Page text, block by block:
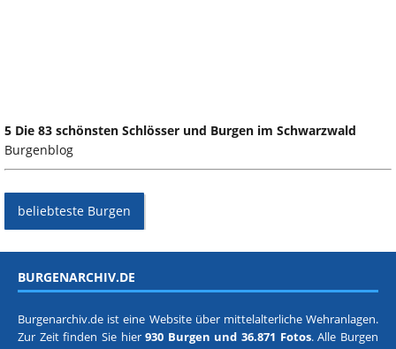
5 Die 83 schönsten Schlösser und Burgen im Schwarzwald
Burgenblog
beliebteste Burgen
BURGENARCHIV.DE
Burgenarchiv.de ist eine Website über mittelalterliche Wehranlagen.
Zur Zeit finden Sie hier930 Burgen und 36.871 Fotos. Alle Burgen